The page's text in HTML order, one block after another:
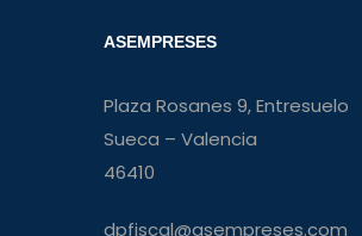
ASEMPRESES
Plaza Rosanes 9, Entresuelo
Sueca – Valencia
46410
dpfiscal@asempreses.com